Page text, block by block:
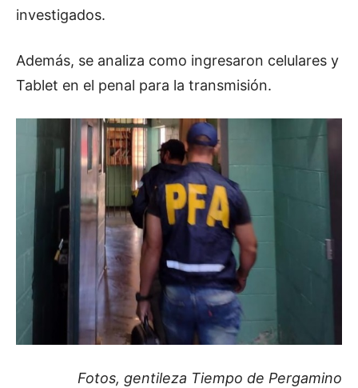
investigados.
Además, se analiza como ingresaron celulares y
Tablet en el penal para la transmisión.
Fotos, gentileza Tiempo de Pergamino